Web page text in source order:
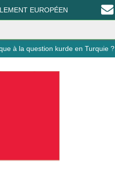
EUROPÉEN
à la question kurde en Turquie ?